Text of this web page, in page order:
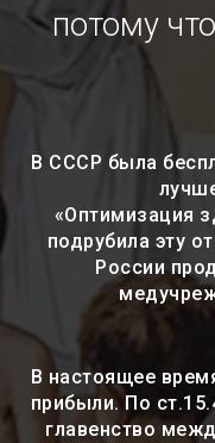
потому
В СССР была
«Оптимизация
подрубила эту
России
В настоящее
прибыли. По
главенство